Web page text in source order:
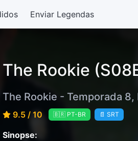
Enviar Legendas
The Rookie
The Rookie - Temporada 8,
9.5 / 10 🇧🇷 PT-BR 📄 SRT
Sinopse: